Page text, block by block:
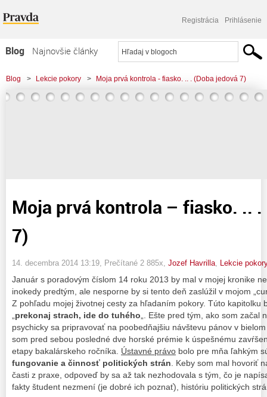
Registrácia Prihlásenie
Blog
Najnovšie články
Najčítanejšie články
Najkomentovanejšie články
Blog > Lekcie pokory > Moja prvá kontrola - fiasko. .. . (Doba jedová 7)
Moja prvá kontrola – fiasko. .. .
7)
14. decembra 2014 13:19 , Prečítané 2 885x, Jozef Havrilla Lekcie
Január s poradovým číslom 14 roku 2013 by mal v mojej kronike
inokedy predtým, ale nesporne by si tento deň zaslúžil v mojom
Z pohľadu mojej životnej cesty za hľadaním pokory. Túto kapitolku
prekonaj strach, ide do tuhého „. Ešte pred tým, ako som
psychicky sa pripravovať na poobedňajšiu návštevu pánov v
som pred sebou posledné dve horské prémie k úspešnému
etapy bakalárskeho ročníka. Ústavné právo bolo pre mňa ľahkým
fungovanie a činnosť politických strán . Keby som mal hovoriť
časti z praxe, odpoveď by sa až tak nezhodovala s tým, čo je
fakty študent nezmení (je dobré ich poznať), históriu politických